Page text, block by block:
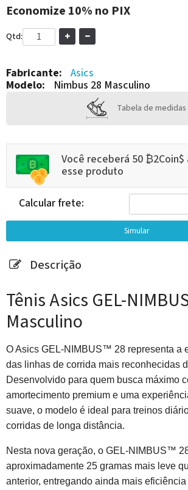
Economize 10% no PIX
Qtd:
Fabricante: Asics
Modelo:
Nimbus 28 Masculino
Tabela de medidas
Você receberá 50
esse produto
Calcular frete:
Descrição
Tênis Asics GEL-
Masculino
O Asics GEL-NIMBUS™ 28 representa a
das linhas de corrida mais reconhecidas
Desenvolvido para quem busca máximo
amortecimento premium e uma
suave, o modelo é ideal para treinos
corridas de longa distância.
Nesta nova geração, o GEL-NIMBUS™
aproximadamente 25 gramas mais leve
anterior, entregando ainda mais